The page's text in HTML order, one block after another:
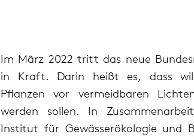
Im März 2022 tritt das neue
in Kraft. Darin heißt es, dass
Pflanzen vor vermeidbaren
werden sollen. In
Institut für Gewässerökologie und